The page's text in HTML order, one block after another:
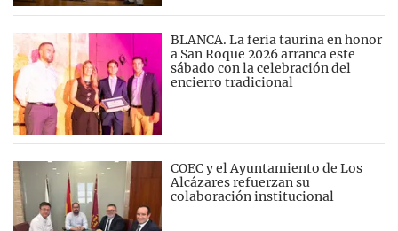
BLANCA. La feria taurina en honor
a San Roque 2026 arranca este
sábado con la celebración del
encierro tradicional
COEC y el Ayuntamiento de Los
Alcázares refuerzan su
colaboración institucional